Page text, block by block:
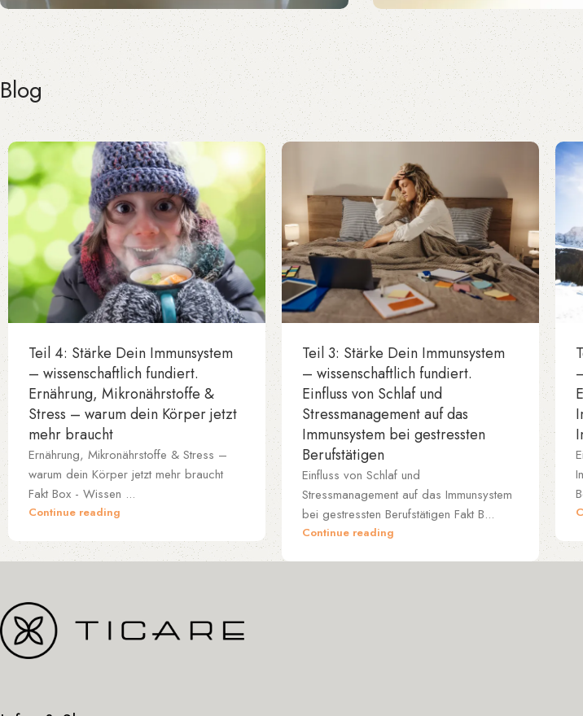
Evidenzbasiert. Praxisnah.
INNOVATION
Wir entwickeln und begleiten innovative
Projekte, die aktuelle Herausforderungen
in der Pflege aufgreifen. Unser Fokus liegt
auf Lösungen, die Versorgungsqualität
verbessern, Prozesse unterstützen und
nachhaltig Wirkung zeigen.
Mehr erfahren
Wissen, das Gesundheit
BILDUNG
Unser Bildungsangebot vermittelt
wissenschaftliche Erkenntnisse
verständlich. Mit Webinaren und
Fortbildungsformaten unterstützen
Pflegekräfte dabei, Wissen sicher
Berufsalltag anzuwenden.
Mehr erfahren
Blog
Teil 4: Stärke Dein Immunsystem
– wissenschaftlich fundiert.
Ernährung, Mikronährstoffe &
Stress – warum dein Körper jetzt
mehr braucht
Ernährung, Mikronährstoffe & Stress –
warum dein Körper jetzt mehr braucht
Fakt Box - Wissen ...
Continue reading
Teil 3: Stärke Dein Immunsystem
– wissenschaftlich fundiert.
Einfluss von Schlaf und
Stressmanagement auf das
Immunsystem bei gestressten
Berufstätigen
Einfluss von Schlaf und
Stressmanagement auf das Immunsystem
bei gestressten Berufstätigen Fakt B...
Continue reading